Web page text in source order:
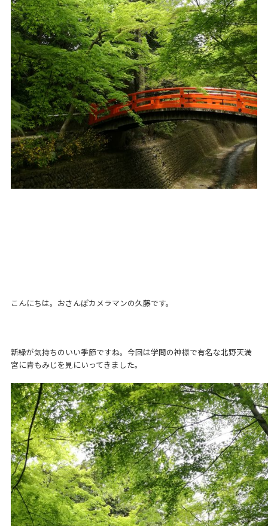
こんにちは。おさんぽカメラマンの久藤です。
新緑が気持ちのいい季節ですね。今回は学問の神様で有名な北野天満
宮に青もみじを見にいってきました。